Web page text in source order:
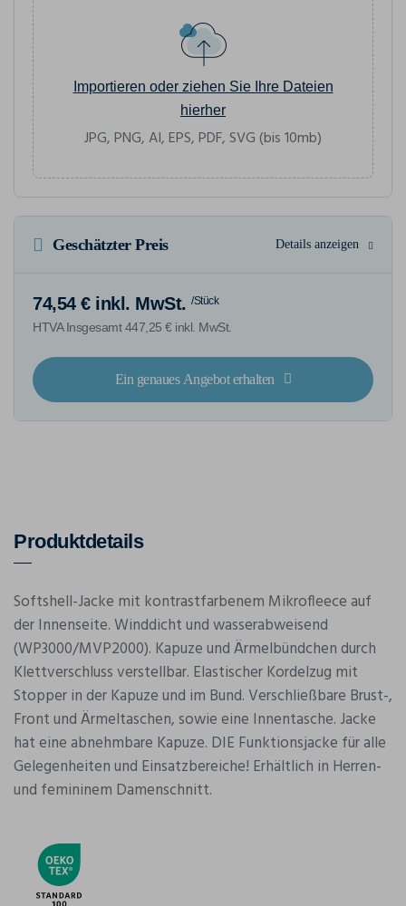
Importieren oder ziehen Sie Ihre Dateien
hierher
JPG, PNG, AI, EPS, PDF, SVG (bis 10mb)
Geschätzter Preis Details anzeigen
74,54 € inkl. MwSt. /Stück
HTVA Insgesamt 447,25 € inkl. MwSt.
Ein genaues Angebot erhalten
Produktdetails
Softshell-Jacke mit kontrastfarbenem Mikrofleece auf
der Innenseite. Winddicht und wasserabweisend
(WP3000/MVP2000). Kapuze und Ärmelbündchen durch
Klettverschluss verstellbar. Elastischer Kordelzug mit
Stopper in der Kapuze und im Bund. Verschließbare Brust-,
Front und Ärmeltaschen, sowie eine Innentasche. Jacke
hat eine abnehmbare Kapuze. DIE Funktionsjacke für alle
Gelegenheiten und Einsatzbereiche! Erhältlich in Herren-
und femininem Damenschnitt.